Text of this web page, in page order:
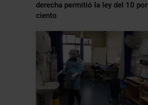
derecha permitió la ley del 10 por
ciento